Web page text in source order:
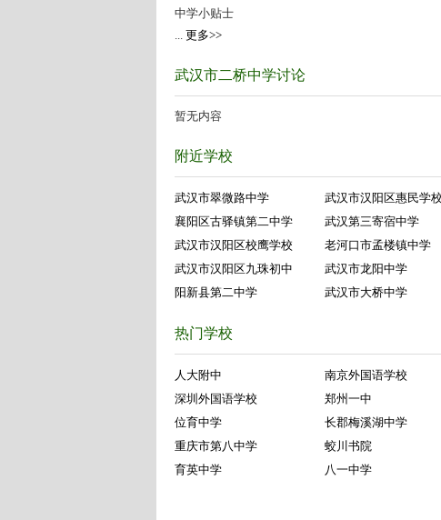
中学小贴士
... 更多>>
武汉市二桥中学讨论
暂无内容
附近学校
武汉市翠微路中学 武汉市汉阳区惠民学校
襄阳区古驿镇第二中学
武汉第三寄宿中学
武汉市汉阳区校鹰学校
老河口市孟楼镇中学
武汉市汉阳区九珠初中
武汉市龙阳中学
阳新县第二中学
武汉市大桥中学
热门学校
人大附中 南京外国语学校
深圳外国语学校
郑州一中
位育中学
长郡梅溪湖中学
重庆市第八中学
蛟川书院
育英中学
八一中学